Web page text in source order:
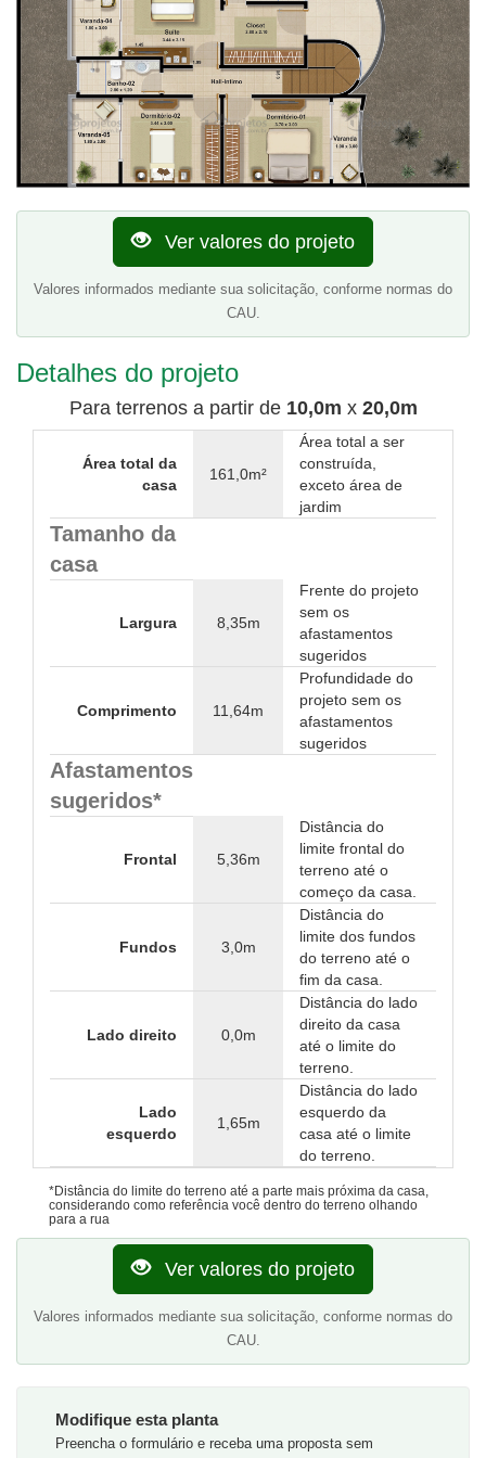
Ver valores do projeto
Valores informados mediante sua solicitação, conforme normas do
CAU.
Detalhes do projeto
Para terrenos a partir de 10,0m x 20,0m
Área total da
casa
161,0m²
Área total a ser
construída,
exceto área de
jardim
Tamanho da
casa
Largura 8,35m
Frente do projeto
sem os
afastamentos
sugeridos
Comprimento 11,64m
Profundidade do
projeto sem os
afastamentos
sugeridos
Afastamentos
sugeridos*
Frontal 5,36m
Distância do
limite frontal do
terreno até o
começo da casa.
Fundos 3,0m
Distância do
limite dos fundos
do terreno até o
fim da casa.
Lado direito 0,0m
Distância do lado
direito da casa
até o limite do
terreno.
Lado
esquerdo
1,65m
Distância do lado
esquerdo da
casa até o limite
do terreno.
*Distância do limite do terreno até a parte mais próxima da casa,
considerando como referência você dentro do terreno olhando
para a rua
Ver valores do projeto
Valores informados mediante sua solicitação, conforme normas do
CAU.
Modifique esta planta
Preencha o formulário e receba uma proposta sem